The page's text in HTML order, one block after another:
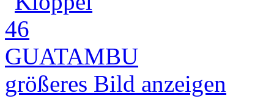
größeres Bild anzeigen